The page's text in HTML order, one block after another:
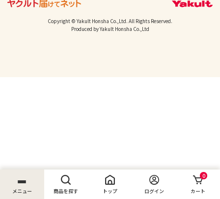
メニュー 商品を探す トップ ログイン
0
カート
Copyright © Yakult Honsha Co.,Ltd. All Rights Reserved.
Produced by Yakult Honsha Co.,Ltd